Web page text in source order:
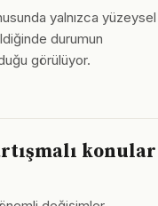
yalnızca yüzeysel
durumun
görülüyor.
konular